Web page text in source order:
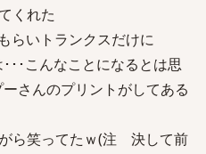
くれた
らいトランクスだけに
･･こんなことになるとは思
さんのプリントがしてある
ら笑ってたｗ(注 決して前